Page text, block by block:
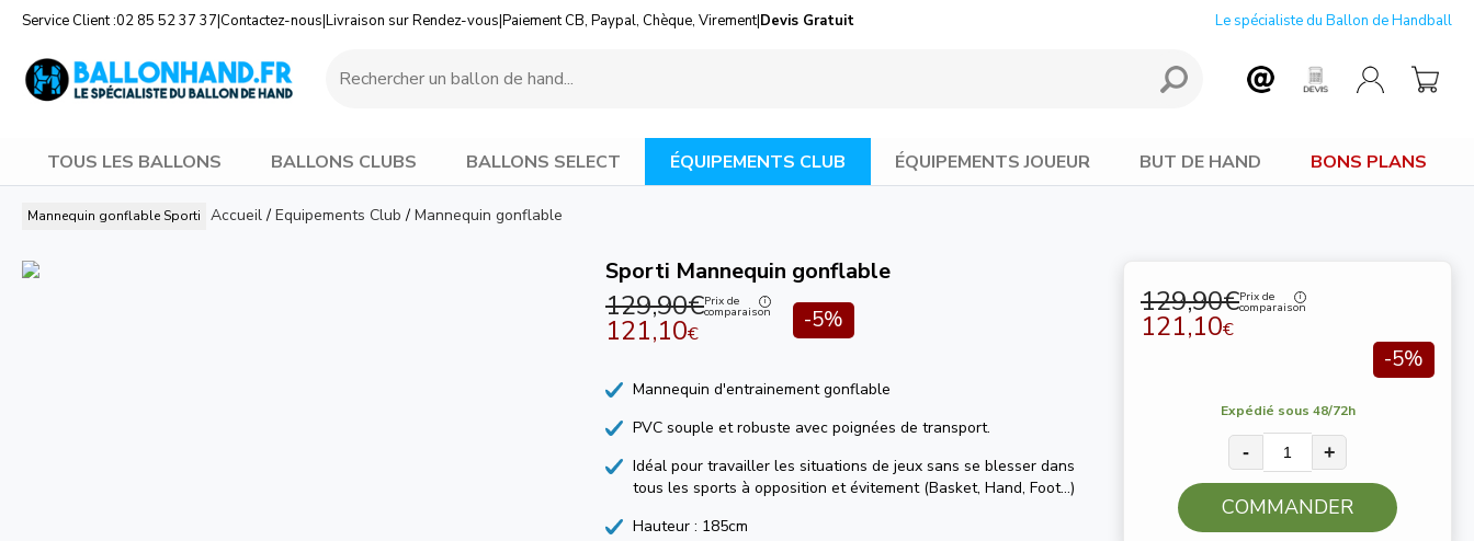
Service Client :02 85 52 37 37|Contactez-nous|Livraison sur Rendez-vous|Paiement CB, Paypal, Chèque, Virement|Devis Gratuit Le spécialiste du Ballon de Handball
TOUS LES BALLONS BALLONS CLUBS BALLONS SELECT ÉQUIPEMENTS CLUB ÉQUIPEMENTS JOUEUR BUT DE HAND BONS PLANS
Mannequin gonflable Sporti Accueil/ Equipements Club / Mannequin gonflable
129,90€Prix de
comparaison
121,10€
-5%
Expédié sous 48/72h
- +
COMMANDER
Sporti Mannequin gonflable
129,90€Prix de
comparaison
121,10€ -5%
Mannequin d'entrainement gonflable
PVC souple et robuste avec poignées de transport.
Idéal pour travailler les situations de jeux sans se blesser dans
tous les sports à opposition et évitement (Basket, Hand, Foot...)
Hauteur : 185cm